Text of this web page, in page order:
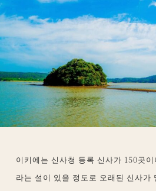
이키에는 신사청 등록 신사가 150곳
라는 설이 있을 정도로 오래된 신사가